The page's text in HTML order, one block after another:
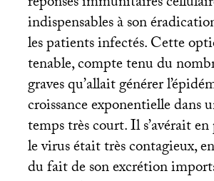
indispensables à son
les patients infectés. Cette
tenable, compte tenu du
graves qu’allait générer
croissance exponentielle dans
temps très court. Il s’avérait
le virus était très contagieux,
du fait de son excrétion